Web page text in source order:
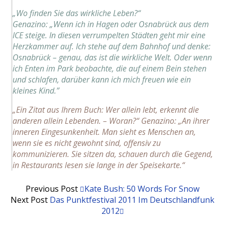
„Wo finden Sie das wirkliche Leben?“
Genazino: „Wenn ich in Hagen oder Osnabrück aus dem
ICE steige. In diesen verrumpelten Städten geht mir eine
Herzkammer auf. Ich stehe auf dem Bahnhof und denke:
Osnabrück – genau, das ist die wirkliche Welt. Oder wenn
ich Enten im Park beobachte, die auf einem Bein stehen
und schlafen, darüber kann ich mich freuen wie ein
kleines Kind.”
„Ein Zitat aus Ihrem Buch: Wer allein lebt, erkennt die
anderen allein Lebenden. – Woran?“ Genazino: „An ihrer
inneren Eingesunkenheit. Man sieht es Menschen an,
wenn sie es nicht gewohnt sind, offensiv zu
kommunizieren. Sie sitzen da, schauen durch die Gegend,
in Restaurants lesen sie lange in der Speisekarte.“
Previous Post
Kate Bush: 50 Words For Snow
Next Post Das Punktfestival 2011 Im Deutschlandfunk
2012